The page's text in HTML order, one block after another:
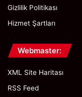
Gizlilik Politikası
Hizmet Şartları
Webmaster:
XML Site Haritası
RSS Feed